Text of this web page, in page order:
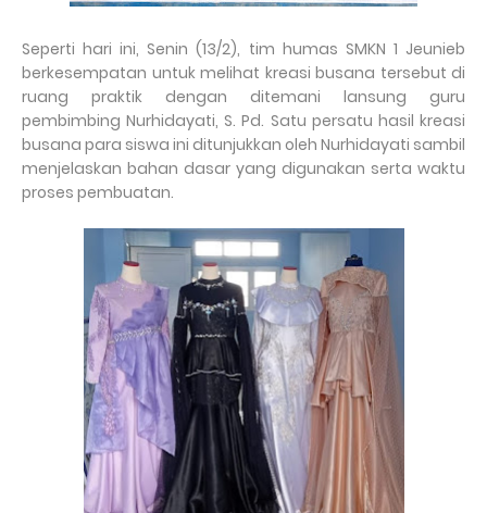
Seperti hari ini, Senin (13/2), tim humas SMKN 1 Jeunieb
berkesempatan untuk melihat kreasi busana tersebut di
ruang praktik dengan ditemani lansung guru
pembimbing Nurhidayati, S. Pd. Satu persatu hasil kreasi
busana para siswa ini ditunjukkan oleh Nurhidayati sambil
menjelaskan bahan dasar yang digunakan serta waktu
proses pembuatan.